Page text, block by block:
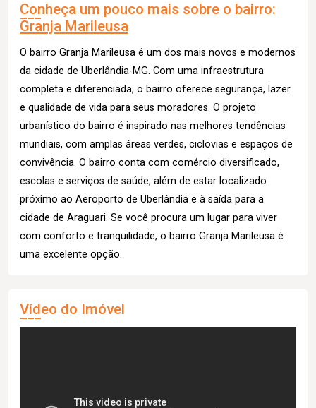
Conheça um pouco mais sobre o bairro:
Granja Marileusa
O bairro Granja Marileusa é um dos mais novos e modernos
da cidade de Uberlândia-MG. Com uma infraestrutura
completa e diferenciada, o bairro oferece segurança, lazer
e qualidade de vida para seus moradores. O projeto
urbanístico do bairro é inspirado nas melhores tendências
mundiais, com amplas áreas verdes, ciclovias e espaços de
convivência. O bairro conta com comércio diversificado,
escolas e serviços de saúde, além de estar localizado
próximo ao Aeroporto de Uberlândia e à saída para a
cidade de Araguari. Se você procura um lugar para viver
com conforto e tranquilidade, o bairro Granja Marileusa é
uma excelente opção.
Vídeo do Imóvel